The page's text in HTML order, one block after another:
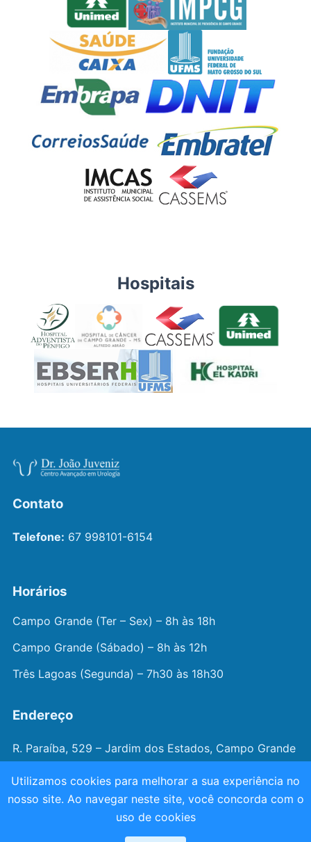
Hospitais
Contato
Telefone: 67 998101-6154
Horários
Campo Grande (Ter – Sex) – 8h às 18h
Campo Grande (Sábado) – 8h às 12h
Três Lagoas (Segunda) – 7h30 às 18h30
Endereço
R. Paraíba, 529 – Jardim dos Estados, Campo Grande
– MS
© 2026 — Dr. João Juveniz . Todos os direitos
Utilizamos cookies para melhorar a sua experiência no
nosso site. Ao navegar neste site, você concorda com o
uso de cookies